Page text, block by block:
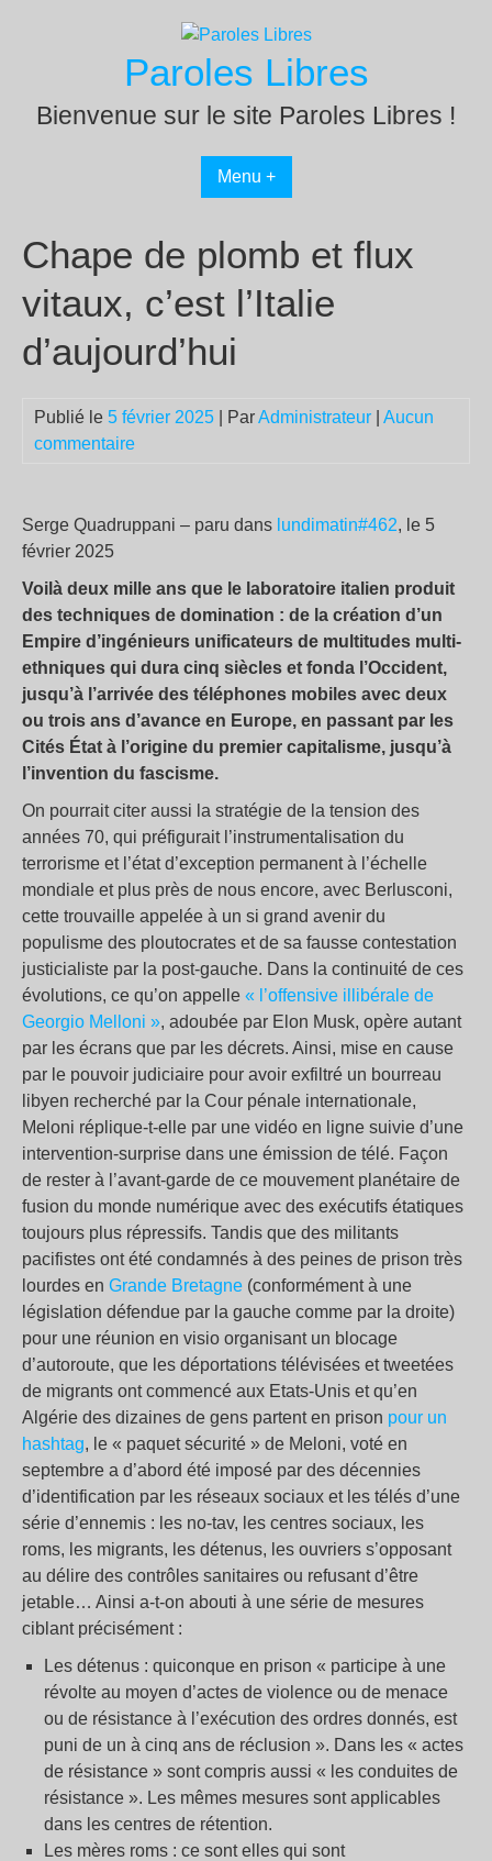
Paroles Libres
Bienvenue sur le site Paroles Libres !
Menu +
Chape de plomb et flux
vitaux, c’est l’Italie
d’aujourd’hui
Publié le 5 février 2025 | ParAdministrateur
Aucun
commentaire
Serge Quadruppani – paru dans lundimatin#462, le 5
février 2025
Voilà deux mille ans que le laboratoire italien produit
des techniques de domination : de la création d’un
Empire d’ingénieurs unificateurs de multitudes multi-
ethniques qui dura cinq siècles et fonda l’Occident,
jusqu’à l’arrivée des téléphones mobiles avec deux
ou trois ans d’avance en Europe, en passant par les
Cités État à l’origine du premier capitalisme, jusqu’à
l’invention du fascisme.
On pourrait citer aussi la stratégie de la tension des
années 70, qui préfigurait l’instrumentalisation du
terrorisme et l’état d’exception permanent à l’échelle
mondiale et plus près de nous encore, avec Berlusconi,
cette trouvaille appelée à un si grand avenir du
populisme des ploutocrates et de sa fausse contestation
justicialiste par la post-gauche. Dans la continuité de ces
évolutions, ce qu’on appelle « l’offensive illibérale de
Georgio Melloni », adoubée par Elon Musk, opère autant
par les écrans que par les décrets. Ainsi, mise en cause
par le pouvoir judiciaire pour avoir exfiltré un bourreau
libyen recherché par la Cour pénale internationale,
Meloni réplique-t-elle par une vidéo en ligne suivie d’une
intervention-surprise dans une émission de télé. Façon
de rester à l’avant-garde de ce mouvement planétaire de
fusion du monde numérique avec des exécutifs étatiques
toujours plus répressifs. Tandis que des militants
pacifistes ont été condamnés à des peines de prison très
lourdes en Grande Bretagne (conformément à une
législation défendue par la gauche comme par la droite)
pour une réunion en visio organisant un blocage
d’autoroute, que les déportations télévisées et tweetées
de migrants ont commencé aux Etats-Unis et qu’en
Algérie des dizaines de gens partent en prison pour un
hashtag, le « paquet sécurité » de Meloni, voté en
septembre a d’abord été imposé par des décennies
d’identification par les réseaux sociaux et les télés d’une
série d’ennemis : les no-tav, les centres sociaux, les
roms, les migrants, les détenus, les ouvriers s’opposant
au délire des contrôles sanitaires ou refusant d’être
jetable… Ainsi a-t-on abouti à une série de mesures
ciblant précisément :
Les détenus : quiconque en prison « participe à une
révolte au moyen d’actes de violence ou de menace
ou de résistance à l’exécution des ordres donnés, est
puni de un à cinq ans de réclusion ». Dans les « actes
de résistance » sont compris aussi « les conduites de
résistance ». Les mêmes mesures sont applicables
dans les centres de rétention.
Les mères roms : ce sont elles qui sont